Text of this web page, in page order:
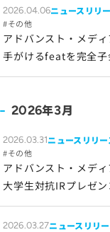
ソーシャルメディア
プライバシーポリシ
情報セキュリティポ
労働者派遣事業に関
メールマガジン
2026.04.06ニュースリリ
その他
アドバンスト・メデ
手がけるfeatを完全子
2026年3月
2026.03.31ニュースリリー
その他
アドバンスト・メデ
大学生対抗IRプレゼ
2026.03.27ニュースリリ